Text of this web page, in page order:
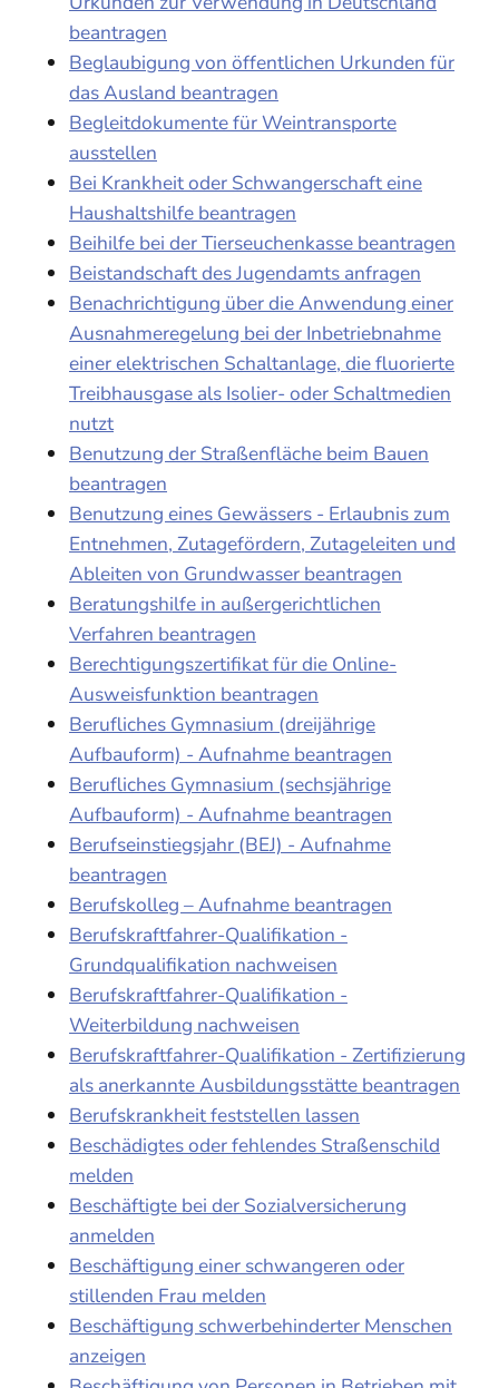
beantragen
Beglaubigung von öffentlichen Urkunden für
das Ausland beantragen
Begleitdokumente für Weintransporte
ausstellen
Bei Krankheit oder Schwangerschaft eine
Haushaltshilfe beantragen
Beihilfe bei der Tierseuchenkasse beantragen
Beistandschaft des Jugendamts anfragen
Benachrichtigung über die Anwendung einer
Ausnahmeregelung bei der Inbetriebnahme
einer elektrischen Schaltanlage, die fluorierte
Treibhausgase als Isolier- oder Schaltmedien
nutzt
Benutzung der Straßenfläche beim Bauen
beantragen
Benutzung eines Gewässers - Erlaubnis zum
Entnehmen, Zutagefördern, Zutageleiten und
Ableiten von Grundwasser beantragen
Beratungshilfe in außergerichtlichen
Verfahren beantragen
Berechtigungszertifikat für die Online-
Ausweisfunktion beantragen
Berufliches Gymnasium (dreijährige
Aufbauform) - Aufnahme beantragen
Berufliches Gymnasium (sechsjährige
Aufbauform) - Aufnahme beantragen
Berufseinstiegsjahr (BEJ) - Aufnahme
beantragen
Berufskolleg – Aufnahme beantragen
Berufskraftfahrer-Qualifikation -
Grundqualifikation nachweisen
Berufskraftfahrer-Qualifikation -
Weiterbildung nachweisen
Berufskraftfahrer-Qualifikation - Zertifizierung
als anerkannte Ausbildungsstätte beantragen
Berufskrankheit feststellen lassen
Beschädigtes oder fehlendes Straßenschild
melden
Beschäftigte bei der Sozialversicherung
anmelden
Beschäftigung einer schwangeren oder
stillenden Frau melden
Beschäftigung schwerbehinderter Menschen
anzeigen